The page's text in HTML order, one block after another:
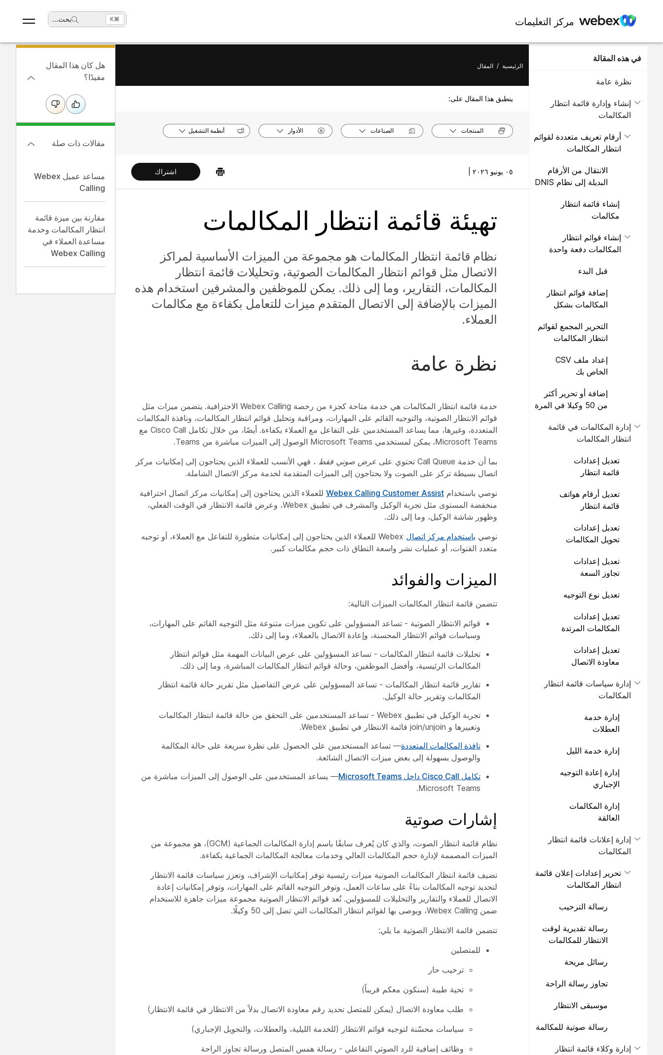
مركز التعليمات بحث... ⌘K
في هذه المقالة
نظرة عامة
إنشاء وإدارة قائمة انتظار
المكالمات
أرقام تعريف متعددة لقوائم
انتظار المكالمات
الانتقال من الأرقام
البديلة إلى نظام DNIS
إنشاء قائمة انتظار
مكالمات
إنشاء قوائم انتظار
المكالمات دفعة واحدة
قبل البدء
إضافة قوائم انتظار
المكالمات بشكل
التحرير المجمع لقوائم
انتظار المكالمات
إعداد ملف CSV
الخاص بك
إضافة أو تحرير أكثر
من 50 وكيلا في المرة
إدارة المكالمات في قائمة
انتظار المكالمات
تعديل إعدادات
قائمة انتظار
تعديل أرقام هواتف
قائمة انتظار
تعديل إعدادات
تحويل المكالمات
تعديل إعدادات
تجاوز السعة
تعديل نوع التوجيه
تعديل إعدادات
المكالمات المرتدة
تعديل إعدادات
معاودة الاتصال
إدارة سياسات قائمة انتظار
المكالمات
إدارة خدمة
العطلات
إدارة خدمة الليل
إدارة إعادة التوجيه
الإجباري
إدارة المكالمات
العالقة
إدارة إعلانات قائمة انتظار
المكالمات
تحرير إعدادات إعلان قائمة
انتظار المكالمات
رسالة الترحيب
رسالة تقديرية لوقت
الانتظار للمكالمات
الانتظار
رسائل مريحة
تجاوز رسالة الراحة
موسيقى الانتظار
رسالة صوتية للمكالمة
إدارة وكلاء قائمة انتظار
الرئيسية / المقال
ينطبق هذا المقال على:
المنتجات الصناعات الأدوار أنظمة التشغيل
٠٥ يونيو ٢٠٢٦ | اشتراك
تهيئة قائمة انتظار المكالمات
نظام قائمة انتظار المكالمات هو مجموعة من الميزات الأساسية لمراكز
الاتصال مثل قوائم انتظار المكالمات الصوتية، وتحليلات قائمة انتظار
المكالمات، التقارير، وما إلى ذلك. يمكن للموظفين والمشرفين استخدام هذه
الميزات بالإضافة إلى الاتصال المتقدم ميزات للتعامل بكفاءة مع مكالمات
العملاء.
نظرة عامة
خدمة قائمة انتظار المكالمات هي خدمة متاحة كجزء من رخصة Webex Calling الاحترافية. يتضمن ميزات مثل
قوائم الانتظار الصوتية، والتوجيه القائم على المهارات، ومراقبة وتحليل قوائم انتظار المكالمات، ونافذة المكالمات
المتعددة، وغيرها، مما يساعد المستخدمين على التفاعل مع العملاء بكفاءة. أيضًا، من خلال تكامل Cisco Call مع
Microsoft Teams، يمكن لمستخدمي Microsoft Teams الوصول إلى الميزات مباشرة من Teams.
بما أن خدمة Call Queue تحتوي على
عرض صوتي فقط ، فهي الأنسب للعملاء الذين يحتاجون إلى إمكانيات مركز
اتصال بسيطة تركز على الصوت ولا يحتاجون إلى الميزات المتقدمة لخدمة مركز الاتصال الشاملة.
نوصي باستخدام Webex Calling Customer Assist للعملاء الذين يحتاجون إلى إمكانيات مركز اتصال احترافية
منخفضة المستوى مثل تجربة الوكيل والمشرف في تطبيق Webex، وعرض قائمة الانتظار في الوقت الفعلي،
وظهور شاشة الوكيل، وما إلى ذلك.
نوصي باستخدام مركز اتصال
Webex للعملاء الذين يحتاجون إلى إمكانيات متطورة للتفاعل مع العملاء، أو توجيه
متعدد القنوات، أو عمليات نشر واسعة النطاق ذات حجم مكالمات كبير.
الميزات والفوائد
تتضمن قائمة انتظار المكالمات الميزات التالية:
قوائم الانتظار الصوتية - تساعد المسؤولين على تكوين ميزات متنوعة مثل التوجيه القائم على المهارات،
وسياسات قوائم الانتظار المحسنة، وإعادة الاتصال بالعملاء، وما إلى ذلك.
تحليلات قائمة انتظار المكالمات - تساعد المسؤولين على عرض البيانات المهمة مثل قوائم انتظار
المكالمات الرئيسية، وأفضل الموظفين، وحالة قوائم انتظار المكالمات المباشرة، وما إلى ذلك.
تقارير قائمة انتظار المكالمات - تساعد المسؤولين على عرض التفاصيل مثل تقرير حالة قائمة انتظار
المكالمات وتقرير حالة الوكيل.
تجربة الوكيل في تطبيق Webex - تساعد المستخدمين على التحقق من حالة قائمة انتظار المكالمات
وتغييرها و join/unjoin قائمة الانتظار في تطبيق Webex.
نافذة المكالمات المتعددة— تساعد المستخدمين على الحصول على نظرة سريعة على حالة المكالمة
والوصول بسهولة إلى بعض ميزات الاتصال الشائعة.
تكامل Cisco Call داخل Microsoft Teams
— يساعد المستخدمين على الوصول إلى الميزات مباشرة من
Microsoft Teams.
إشارات صوتية
نظام قائمة انتظار الصوت، والذي كان يُعرف سابقًا باسم إدارة المكالمات الجماعية (GCM)، هو مجموعة من
الميزات المصممة لإدارة حجم المكالمات العالي وخدمات معالجة المكالمات الجماعية بكفاءة.
تضيف قائمة انتظار المكالمات الصوتية ميزات رئيسية توفر إمكانيات الإشراف، وتعزز سياسات قائمة الانتظار
لتحديد توجيه المكالمات بناءً على ساعات العمل، وتوفر التوجيه القائم على المهارات، وتوفر إمكانيات إعادة
الاتصال للعملاء والتقارير والتحليلات للمسؤولين. تُعد قوائم الانتظار الصوتية مجموعة ميزات جاهزة للاستخدام
ضمن Webex Calling، ويوصى بها لقوائم انتظار المكالمات التي تصل إلى 50 وكيلًا.
تتضمن قائمة الانتظار الصوتية ما يلي:
للمتصلين
ترحيب حار
تحية طيبة (سنكون معكم قريباً)
طلب معاودة الاتصال (يمكن للمتصل تحديد رقم معاودة الاتصال بدلاً من الانتظار في قائمة الانتظار)
سياسات محسّنة لتوجيه قوائم الانتظار (للخدمة الليلية، والعطلات، والتحويل الإجباري)
وظائف إضافية للرد الصوتي التفاعلي - رسالة همس المتصل ورسالة تجاوز الراحة
هل كان هذا المقال
مفيدًا؟
مقالات ذات صلة
مساعد عميل Webex
Calling
مقارنة بين ميزة قائمة
انتظار المكالمات وخدمة
مساعدة العملاء في
Webex Calling